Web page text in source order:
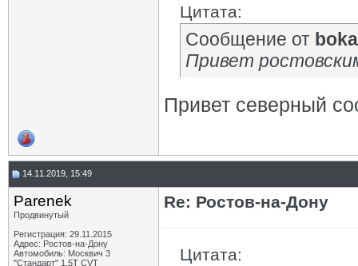
Цитата:
Сообщение от
Привет
Привет северный
14.11.2019, 15:49
Parenek
Продвинутый
Регистрация: 29.11.2015
Адрес: Ростов-на-Дону
Автомобиль: Москвич 3
"Стандарт" 1,5Т CVT
Re: Ростов-на-Дону
Цитата: